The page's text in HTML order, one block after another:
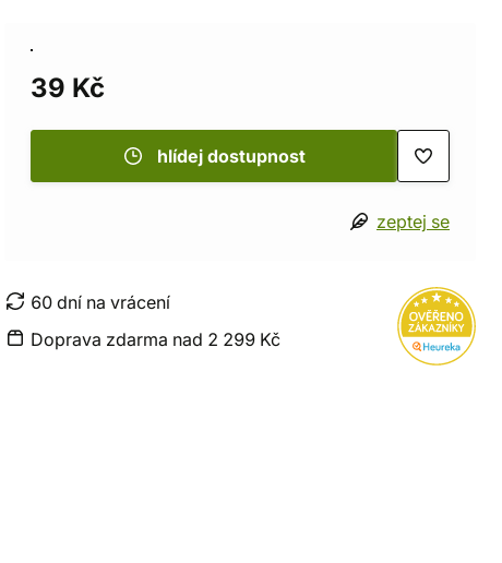
39 Kč
hlídej dostupnost
zeptej se
60 dní na vrácení
Doprava zdarma nad 2 299 Kč